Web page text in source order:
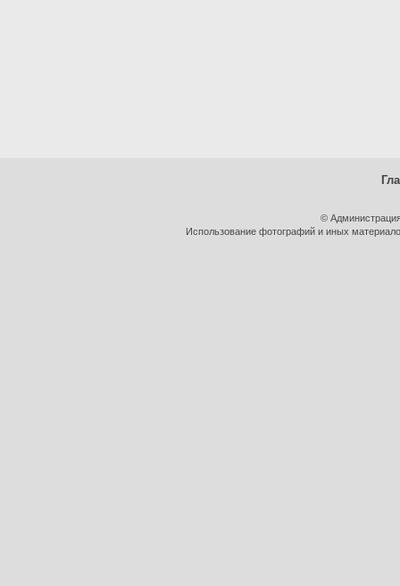
©
Использование фотографий и иных